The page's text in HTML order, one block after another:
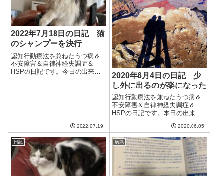
2022年7月18日の日記 猫
のシャンプーを決行
認知行動療法を兼ねたうつ病＆
不安障害＆自律神経失調症＆
HSPの日記です。今日の出来事
2022.07.19
2020年6月4日の日記 少
し外に出るのが楽になった
認知行動療法を兼ねたうつ病＆
不安障害＆自律神経失調症＆
HSPの日記です。本日の出来事
し前の予報に比べればましだ
が、蒸し暑い。来週には梅雨入
りするという予報もあり少し憂
鬱。午前中はブログ更新とクラ
ウドワークス。よう...
2020.06.05
日記 病気